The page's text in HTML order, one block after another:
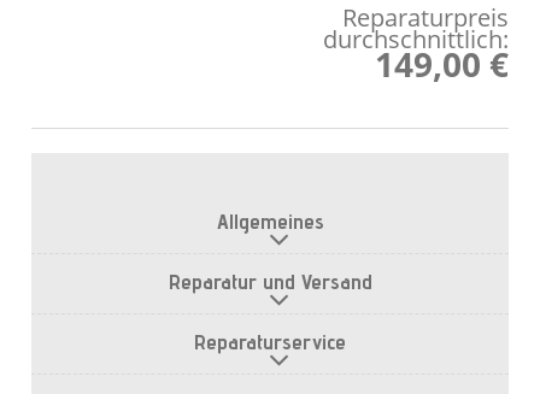
Reparaturpreis
durchschnittlich:
149,00 €
Allgemeines
Reparatur und Versand
Reparaturservice